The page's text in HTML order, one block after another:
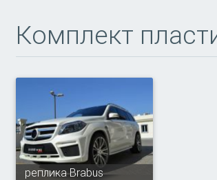
Комплект
реплика Brabus